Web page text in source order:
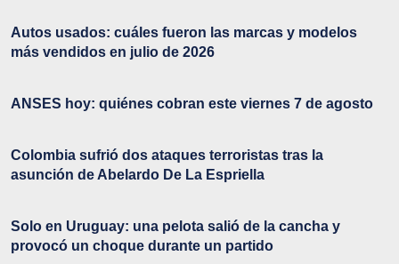
Autos usados: cuáles fueron las marcas y modelos
más vendidos en julio de 2026
ANSES hoy: quiénes cobran este viernes 7 de agosto
Colombia sufrió dos ataques terroristas tras la
asunción de Abelardo De La Espriella
Solo en Uruguay: una pelota salió de la cancha y
provocó un choque durante un partido